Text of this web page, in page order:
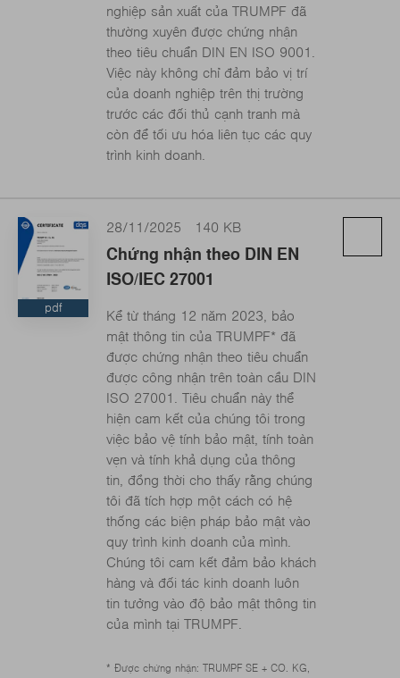
nghiệp sản xuất của TRUMPF đã
thường xuyên được chứng nhận
theo tiêu chuẩn DIN EN ISO 9001.
Việc này không chỉ đảm bảo vị trí
của doanh nghiệp trên thị trường
trước các đối thủ cạnh tranh mà
còn để tối ưu hóa liên tục các quy
trình kinh doanh.
pdf
28/11/2025 140 KB
Chứng nhận theo DIN EN
ISO/IEC 27001
Kể từ tháng 12 năm 2023, bảo
mật thông tin của TRUMPF* đã
được chứng nhận theo tiêu chuẩn
được công nhận trên toàn cầu DIN
ISO 27001. Tiêu chuẩn này thể
hiện cam kết của chúng tôi trong
việc bảo vệ tính bảo mật, tính toàn
vẹn và tính khả dụng của thông
tin, đồng thời cho thấy rằng chúng
tôi đã tích hợp một cách có hệ
thống các biện pháp bảo mật vào
quy trình kinh doanh của mình.
Chúng tôi cam kết đảm bảo khách
hàng và đối tác kinh doanh luôn
tin tưởng vào độ bảo mật thông tin
của mình tại TRUMPF.
* Được chứng nhận: TRUMPF SE + CO. KG,